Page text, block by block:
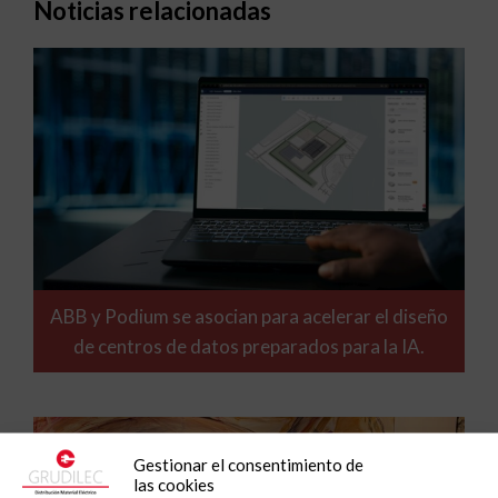
Gestionar el consentimiento de
las cookies
Noticias relacionadas
ABB y Podium se asocian para acelerar el diseño
de centros de datos preparados para la IA.